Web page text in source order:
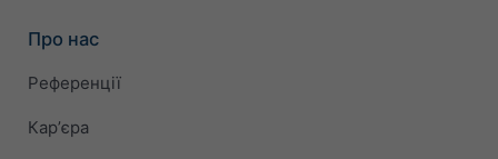
Про нас
Референції
Карʼєра